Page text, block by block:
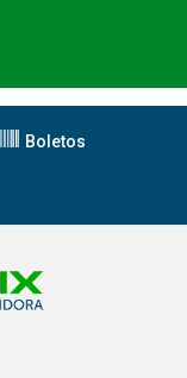
Boletos